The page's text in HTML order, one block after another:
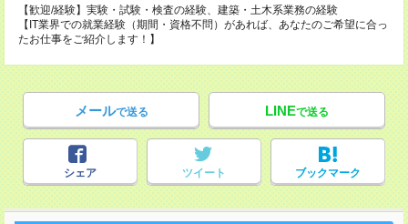
【歓迎/経験】実験・試験・検査の経験、建築・土木系業務の経験
【IT業界での就業経験（期間・資格不問）があれば、あなたのご希望に合っ
たお仕事をご紹介します！】
メールで送る LINEで送る
シェア ツイート ブックマーク